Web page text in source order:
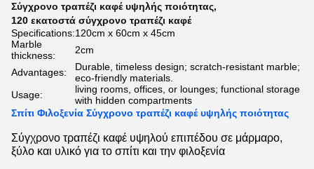
Σύγχρονο τραπέζι καφέ υψηλής ποιότητας,
120 εκατοστά σύγχρονο τραπέζι καφέ
Specifications:120cm x 60cm x 45cm
Marble
thickness:
2cm
Advantages:
Durable, timeless design; scratch-resistant marble;
eco-friendly materials.
Usage:
living rooms, offices, or lounges; functional storage
with hidden compartments
Σπίτι Φιλοξενία Σύγχρονο τραπέζι καφέ υψηλής ποιότητας
Σύγχρονο τραπέζι καφέ υψηλού επιπέδου σε μάρμαρο,
ξύλο και υλικό για το σπίτι και την φιλοξενία